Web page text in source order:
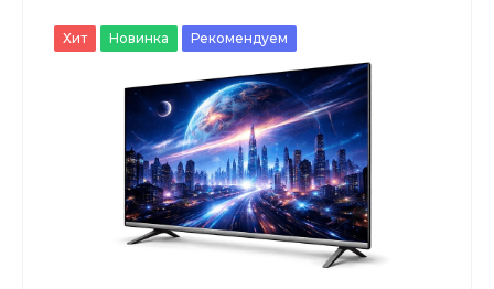
Хит Новинка Рекомендуем